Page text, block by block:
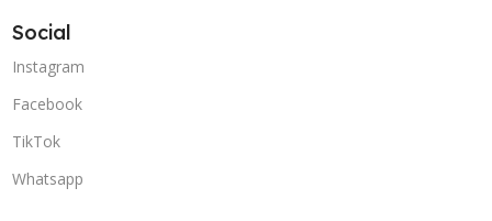
Social
Instagram
Facebook
TikTok
Whatsapp